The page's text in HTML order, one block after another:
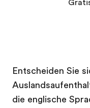
Karriere
Teil des Teams werden
Entscheiden Sie
die englische